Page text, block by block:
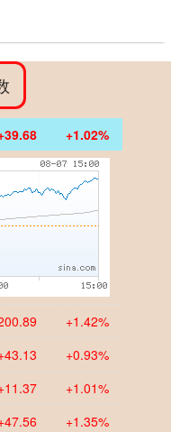
+1.02%
+1.42%
+0.93%
+1.01%
+1.35%